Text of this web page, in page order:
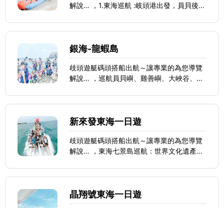
解說… ，1.東海巡航 :岐頭港出發，員貝後山
銀海-龍蝦島
歧頭遊艇碼頭搭船出航～讓專業的為您導覽
解說… ，巡航員貝嶼、雞善嶼、大峽谷、小
新來發東海一日遊
歧頭遊艇碼頭搭船出航～讓專業的為您導覽
解說… ，東海七景島巡航：世界文化遺產的
晶翔號東海一日遊